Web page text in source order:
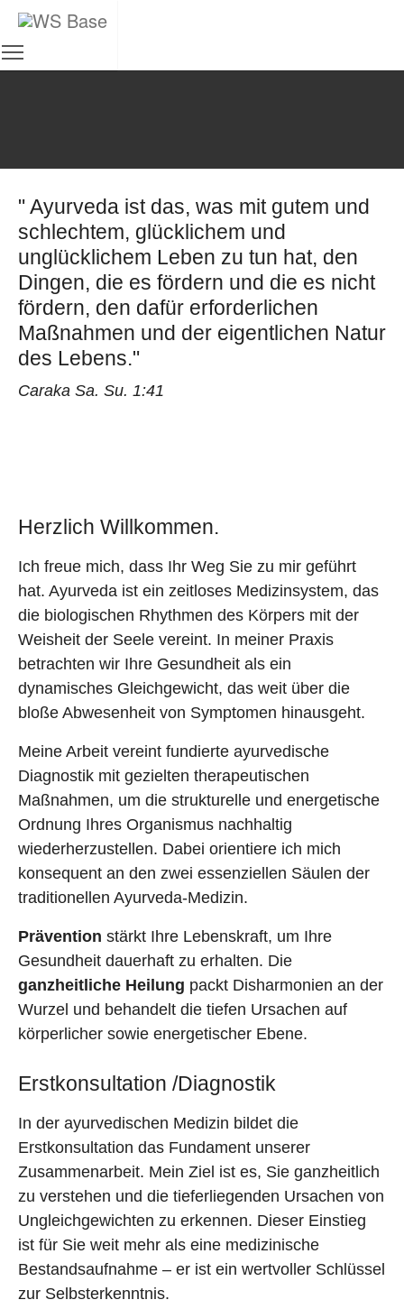
Zum Hauptinhalt springen
" Ayurveda ist das, was mit gutem und
schlechtem, glücklichem und
unglücklichem Leben zu tun hat, den
Dingen, die es fördern und die es nicht
fördern, den dafür erforderlichen
Maßnahmen und der eigentlichen Natur
des Lebens."
Caraka Sa. Su. 1:41
Herzlich Willkommen.
Ich freue mich, dass Ihr Weg Sie zu mir geführt
hat. Ayurveda ist ein zeitloses Medizinsystem, das
die biologischen Rhythmen des Körpers mit der
Weisheit der Seele vereint. In meiner Praxis
betrachten wir Ihre Gesundheit als ein
dynamisches Gleichgewicht, das weit über die
bloße Abwesenheit von Symptomen hinausgeht.
Meine Arbeit vereint fundierte ayurvedische
Diagnostik mit gezielten therapeutischen
Maßnahmen, um die strukturelle und energetische
Ordnung Ihres Organismus nachhaltig
wiederherzustellen. Dabei orientiere ich mich
konsequent an den zwei essenziellen Säulen der
traditionellen Ayurveda-Medizin.
Prävention stärkt Ihre Lebenskraft, um Ihre
Gesundheit dauerhaft zu erhalten. Die
ganzheitliche Heilung packt Disharmonien an der
Wurzel und behandelt die tiefen Ursachen auf
körperlicher sowie energetischer Ebene.
Erstkonsultation /Diagnostik
In der ayurvedischen Medizin bildet die
Erstkonsultation das Fundament unserer
Zusammenarbeit. Mein Ziel ist es, Sie ganzheitlich
zu verstehen und die tieferliegenden Ursachen von
Ungleichgewichten zu erkennen. Dieser Einstieg
ist für Sie weit mehr als eine medizinische
Bestandsaufnahme – er ist ein wertvoller Schlüssel
zur Selbsterkenntnis.